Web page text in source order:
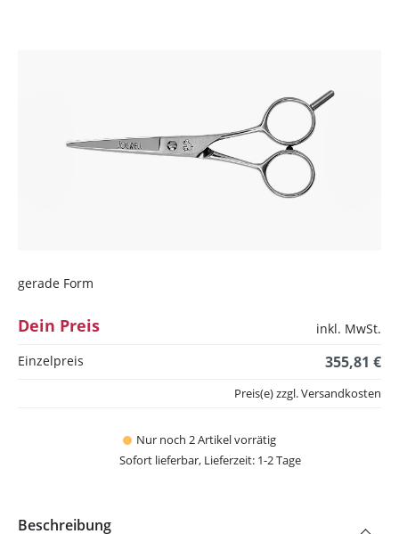
gerade Form
Dein Preis
inkl. MwSt.
Einzelpreis
355,81 €
Nur noch 2 Artikel vorrätig
Sofort lieferbar, Lieferzeit: 1-2 Tage
Preis(e) zzgl. Versandkosten
Beschreibung